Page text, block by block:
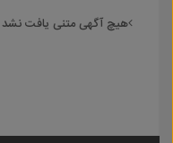
هیچ آگهی متنی یافت نشد